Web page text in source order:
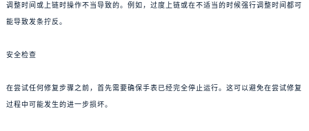
调整时间或上链时操作不当导致的。例如，过度上链或在不适当的时候强行调整时间都可
能导致发条拧反。
安全检查
在尝试任何修复步骤之前，首先需要确保手表已经完全停止运行。这可以避免在尝试修复
过程中可能发生的进一步损坏。